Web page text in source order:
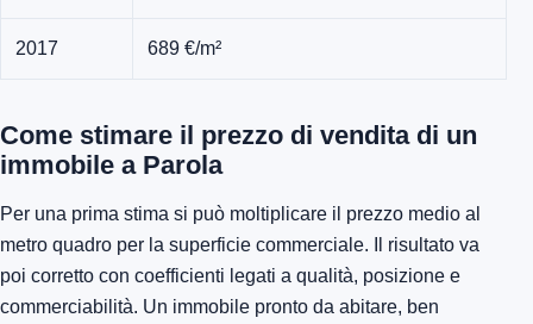
2017 689 €/m²
Come stimare il prezzo di vendita di un
immobile a Parola
Per una prima stima si può moltiplicare il prezzo medio al
metro quadro per la superficie commerciale. Il risultato va
poi corretto con coefficienti legati a qualità, posizione e
commerciabilità. Un immobile pronto da abitare, ben